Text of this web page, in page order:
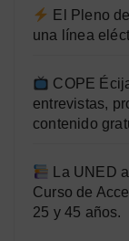
El Pleno
una línea
COPE
entrevistas,
contenido
La UNED
Curso de
25 y 45 años.